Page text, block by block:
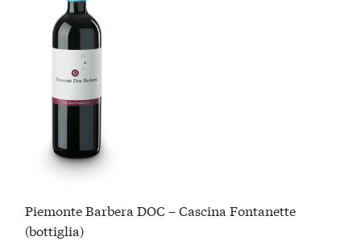
Piemonte Barbera DOC – Cascina Fontanette
(bottiglia)